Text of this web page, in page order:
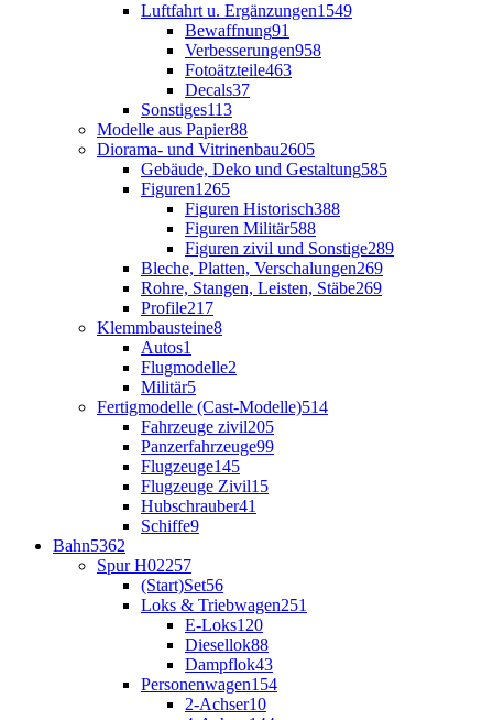
Luftfahrt u. Ergänzungen1549
Bewaffnung91
Verbesserungen958
Fotoätzteile463
Decals37
Sonstiges113
Modelle aus Papier88
Diorama- und Vitrinenbau2605
Gebäude, Deko und Gestaltung585
Figuren1265
Figuren Historisch388
Figuren Militär588
Figuren zivil und Sonstige289
Bleche, Platten, Verschalungen269
Rohre, Stangen, Leisten, Stäbe269
Profile217
Klemmbausteine8
Autos1
Flugmodelle2
Militär5
Fertigmodelle (Cast-Modelle)514
Fahrzeuge zivil205
Panzerfahrzeuge99
Flugzeuge145
Flugzeuge Zivil15
Hubschrauber41
Schiffe9
Bahn5362
Spur H02257
(Start)Set56
Loks & Triebwagen251
E-Loks120
Diesellok88
Dampflok43
Personenwagen154
2-Achser10